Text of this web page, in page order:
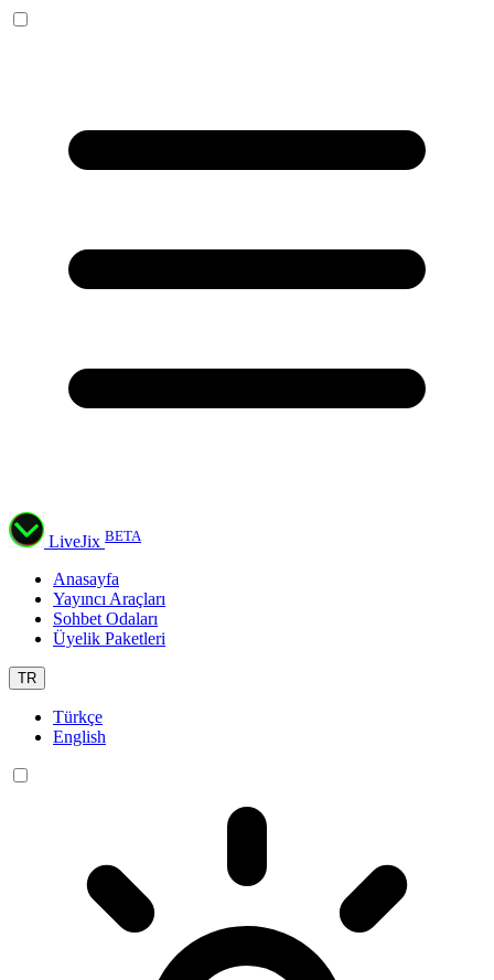
LiveJix BETA
Anasayfa
Yayıncı Araçları
Sohbet Odaları
Üyelik Paketleri
TR
Türkçe
English